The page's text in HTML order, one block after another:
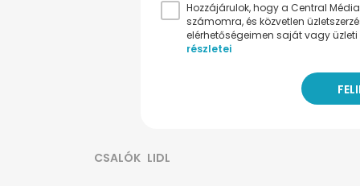
Hozzájárulok, hogy a Central
számomra, és közvetlen
elérhetőségeimen saját vagy
részletei
CSALÓK LIDL